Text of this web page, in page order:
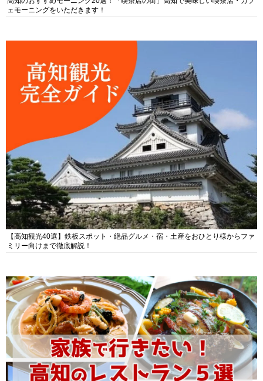
ェモーニングをいただきます！
【高知観光40選】鉄板スポット・絶品グルメ・宿・土産をおひとり様からファ
ミリー向けまで徹底解説！